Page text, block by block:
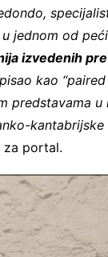
jednom od
izvedenih
kao “paired
predstavama u
kantabrijske
za portal.